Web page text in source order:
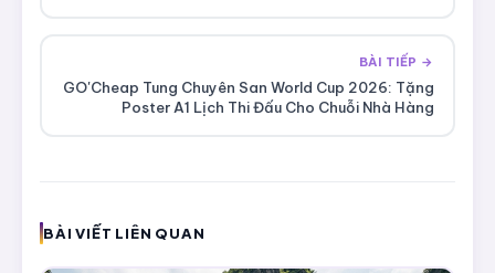
BÀI TIẾP →
GO'Cheap Tung Chuyên San World Cup 2026: Tặng
Poster A1 Lịch Thi Đấu Cho Chuỗi Nhà Hàng
BÀI VIẾT LIÊN QUAN